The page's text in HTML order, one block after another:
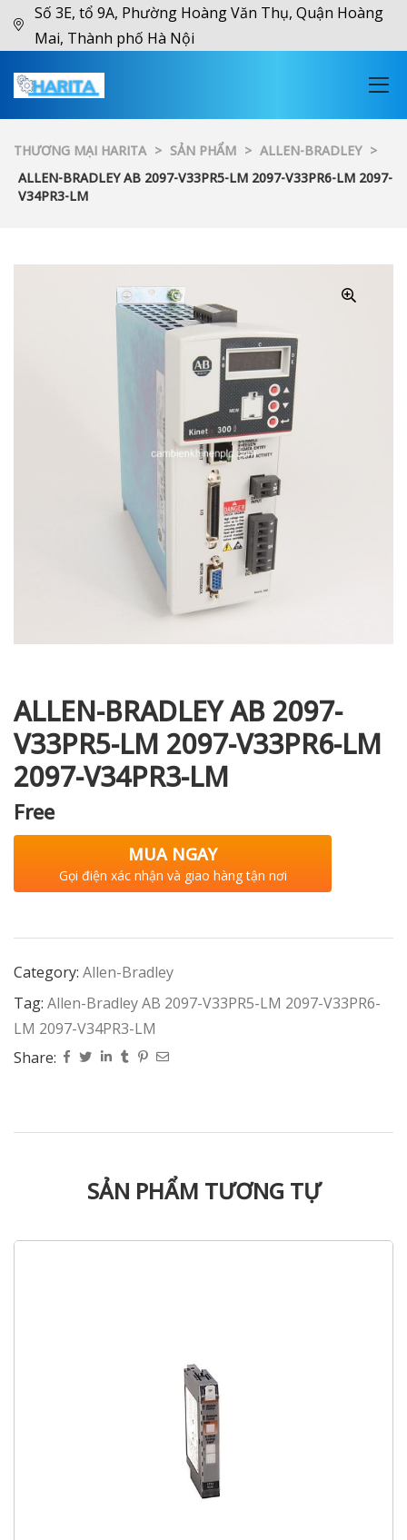
Số 3E, tổ 9A, Phường Hoàng Văn Thụ, Quận Hoàng
Mai, Thành phố Hà Nội
THƯƠNG MẠI HARITA > SẢN PHẨM > ALLEN-BRADLEY >
ALLEN-BRADLEY AB 2097-V33PR5-LM 2097-V33PR6-LM 2097-
V34PR3-LM
ALLEN-BRADLEY AB 2097-
V33PR5-LM 2097-V33PR6-LM
2097-V34PR3-LM
Free
MUA NGAY
Gọi điện xác nhận và giao hàng tận nơi
Category: Allen-Bradley
Tag: Allen-Bradley AB 2097-V33PR5-LM 2097-V33PR6-
LM 2097-V34PR3-LM
Share:
SẢN PHẨM TƯƠNG TỰ